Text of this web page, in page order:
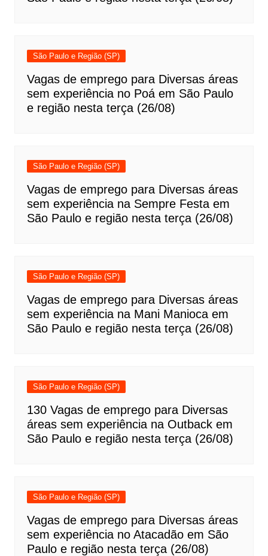
São Paulo e Região (SP)
Vagas de emprego para Diversas áreas
sem experiência no Poá em São Paulo
e região nesta terça (26/08)
São Paulo e Região (SP)
Vagas de emprego para Diversas áreas
sem experiência na Sempre Festa em
São Paulo e região nesta terça (26/08)
São Paulo e Região (SP)
Vagas de emprego para Diversas áreas
sem experiência na Mani Manioca em
São Paulo e região nesta terça (26/08)
São Paulo e Região (SP)
130 Vagas de emprego para Diversas
áreas sem experiência na Outback em
São Paulo e região nesta terça (26/08)
São Paulo e Região (SP)
Vagas de emprego para Diversas áreas
sem experiência no Atacadão em São
Paulo e região nesta terça (26/08)